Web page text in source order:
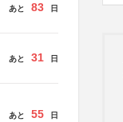
あと 83 日
あと 31 日
あと 55 日